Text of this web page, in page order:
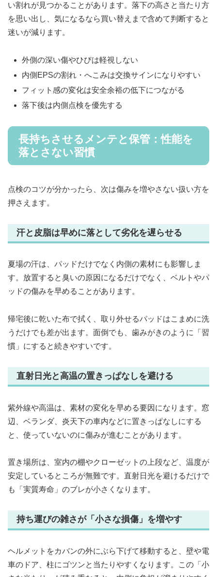
い割れが見つかることがあります。落下の高さと当たり方
を思い出し、気になるなら買い替えまで含めて判断すると
迷いが減ります。
外側の深い傷やひびは軽視しない
内側EPSの割れ・へこみは交換サインになりやすい
フィット感の変化は安全余裕の低下につながる
落下後は内側点検を優先する
長持ちさせるメンテと保管：性能を
落とさない習慣
点検のコツが分かったら、次は傷みを増やさない扱い方を
押さえます。
汗と皮脂は早めに落として劣化を遅らせる
夏場の汗は、パッドだけでなく内側の素材にも影響しま
す。放置すると臭いの原因になるだけでなく、ベルトやパ
ッドの傷みを早めることがあります。
帰宅後に乾いた布で拭く、取り外せるパッドはこまめに洗
うだけでも差が出ます。面倒でも、歯みがきのように「習
慣」にすると続きやすいです。
直射日光と高温の置きっぱなしを避ける
紫外線や高温は、素材の変化を早める要因になります。窓
辺、ベランダ、炎天下の車内などに置きっぱなしにする
と、使っていないのに傷みが進むことがあります。
置き場所は、室内の棚やクローゼットの上段など、温度が
安定しているところが無難です。直射日光を避けるだけで
も「実質寿命」のブレが小さくなります。
持ち運びの雑さが「小さな損傷」を増やす
ヘルメットをカバンの外にぶら下げて移動すると、壁や電
車のドア、柱にゴツンと当たりやすくなります。この「小